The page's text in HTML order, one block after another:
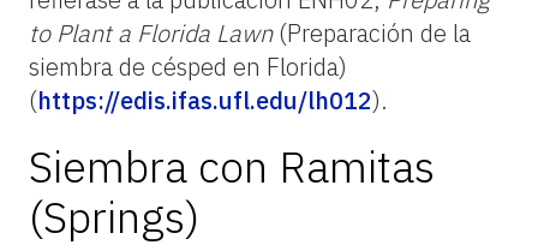
to Plant a Florida Lawn(Preparación de la
siembra de césped en Florida)
(https://edis.ifas.ufl.edu/lh012).
Siembra con Ramitas
(Springs)